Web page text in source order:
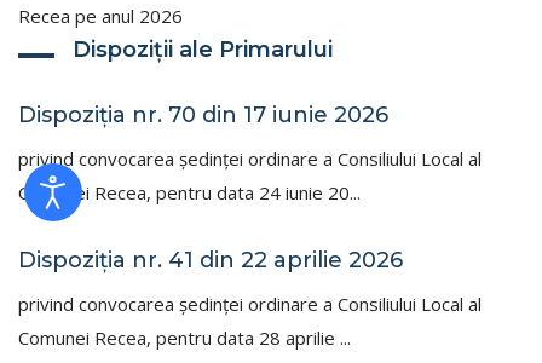
Recea pe anul 2026
Dispoziţii ale Primarului
Dispoziţia nr. 70 din 17 iunie 2026
privind convocarea şedinţei ordinare a Consiliului Local al
Comunei Recea, pentru data 24 iunie 20...
Dispoziţia nr. 41 din 22 aprilie 2026
privind convocarea şedinţei ordinare a Consiliului Local al
Comunei Recea, pentru data 28 aprilie ...